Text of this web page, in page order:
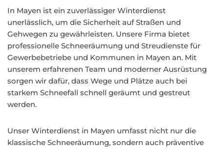
In Mayen ist ein zuverlässiger Winterdienst
unerlässlich, um die Sicherheit auf Straßen und
Gehwegen zu gewährleisten. Unsere Firma bietet
professionelle Schneeräumung und Streudienste für
Gewerbebetriebe und Kommunen in Mayen an. Mit
unserem erfahrenen Team und moderner Ausrüstung
sorgen wir dafür, dass Wege und Plätze auch bei
starkem Schneefall schnell geräumt und gestreut
werden.
Unser Winterdienst in Mayen umfasst nicht nur die
klassische Schneeräumung, sondern auch präventive